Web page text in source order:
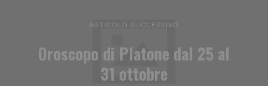
ARTICOLO SUCCESSIVO
Oroscopo di Platone dal 25 al
31 ottobre